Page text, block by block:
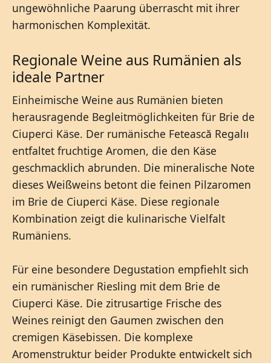
ungewöhnliche Paarung überrascht mit ihrer
harmonischen Komplexität.
Regionale Weine aus Rumänien als
ideale Partner
Einheimische Weine aus Rumänien bieten
herausragende Begleitmöglichkeiten für Brie de
Ciuperci Käse. Der rumänische Fetească Regalıı
entfaltet fruchtige Aromen, die den Käse
geschmacklich abrunden. Die mineralische Note
dieses Weißweins betont die feinen Pilzaromen
im Brie de Ciuperci Käse. Diese regionale
Kombination zeigt die kulinarische Vielfalt
Rumäniens.
Für eine besondere Degustation empfiehlt sich
ein rumänischer Riesling mit dem Brie de
Ciuperci Käse. Die zitrusartige Frische des
Weines reinigt den Gaumen zwischen den
cremigen Käsebissen. Die komplexe
Aromenstruktur beider Produkte entwickelt sich